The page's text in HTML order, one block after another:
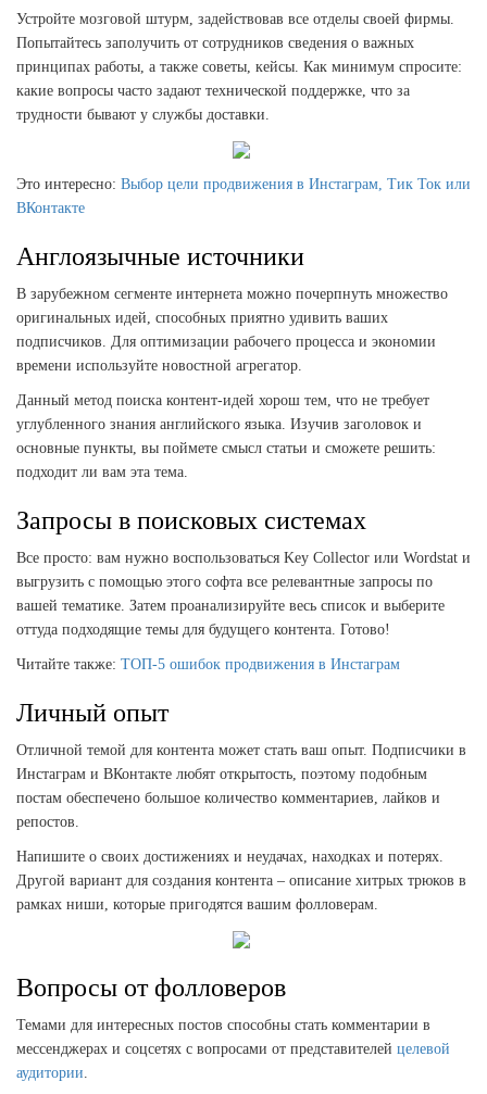
Устройте мозговой штурм, задействовав все отделы своей фирмы.
Попытайтесь заполучить от сотрудников сведения о важных
принципах работы, а также советы, кейсы. Как минимум спросите:
какие вопросы часто задают технической поддержке, что за
трудности бывают у службы доставки.
Это интересно: Выбор цели продвижения в Инстаграм, Тик Ток или
ВКонтакте
Англоязычные источники
В зарубежном сегменте интернета можно почерпнуть множество
оригинальных идей, способных приятно удивить ваших
подписчиков. Для оптимизации рабочего процесса и экономии
времени используйте новостной агрегатор.
Данный метод поиска контент-идей хорош тем, что не требует
углубленного знания английского языка. Изучив заголовок и
основные пункты, вы поймете смысл статьи и сможете решить:
подходит ли вам эта тема.
Запросы в поисковых системах
Все просто: вам нужно воспользоваться Key Collector или Wordstat и
выгрузить с помощью этого софта все релевантные запросы по
вашей тематике. Затем проанализируйте весь список и выберите
оттуда подходящие темы для будущего контента. Готово!
Читайте также: ТОП-5 ошибок продвижения в Инстаграм
Личный опыт
Отличной темой для контента может стать ваш опыт. Подписчики в
Инстаграм и ВКонтакте любят открытость, поэтому подобным
постам обеспечено большое количество комментариев, лайков и
репостов.
Напишите о своих достижениях и неудачах, находках и потерях.
Другой вариант для создания контента – описание хитрых трюков в
рамках ниши, которые пригодятся вашим фолловерам.
Вопросы от фолловеров
Темами для интересных постов способны стать комментарии в
мессенджерах и соцсетях с вопросами от представителей целевой
аудитории